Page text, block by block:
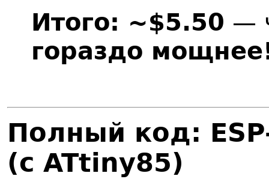
Итого: ~$5.50 —
гораздо
Полный код:
(с ATtiny85)